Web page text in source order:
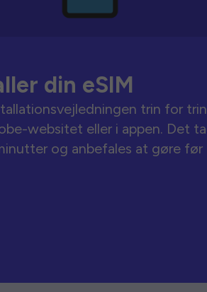
din eSIM
trin for
websitet eller i appen. Det
og anbefales at gøre før